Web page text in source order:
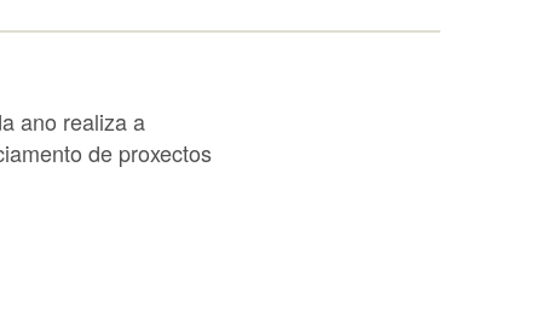
ano realiza a
de proxectos